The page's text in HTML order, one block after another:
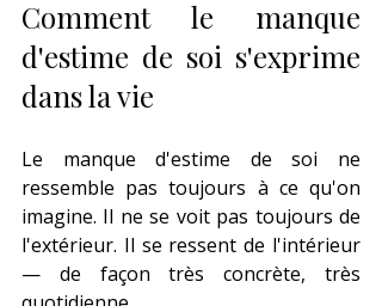
Comment le manque
d'estime de soi s'exprime
dans la vie
Le manque d'estime de soi ne
ressemble pas toujours à ce qu'on
imagine. Il ne se voit pas toujours de
l'extérieur. Il se ressent de l'intérieur
— de façon très concrète, très